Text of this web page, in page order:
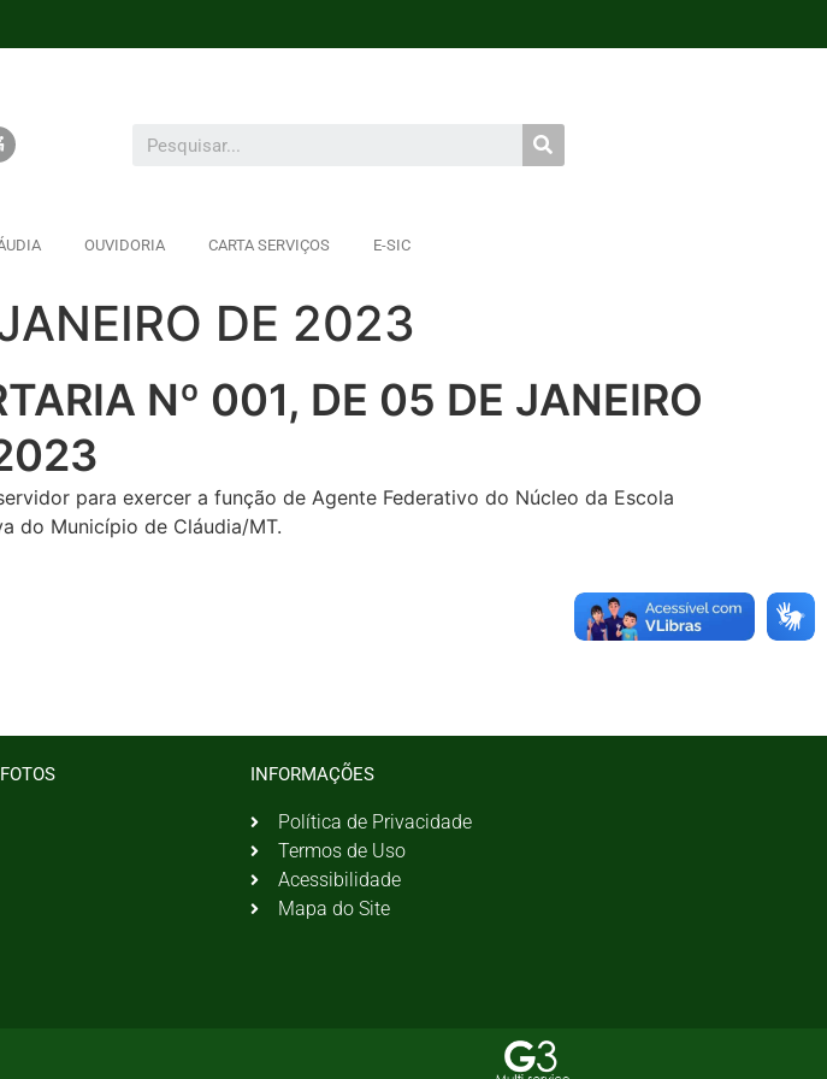
OUVIDORIA CARTA SERVIÇOS E-SIC
DE 2023
Nº 001, DE 05 DE JANEIRO
para exercer a função de Agente Federativo do Núcleo da Escola
do Município de Cláudia/MT.
INFORMAÇÕES
Política de Privacidade
Termos de Uso
Acessibilidade
Mapa do Site